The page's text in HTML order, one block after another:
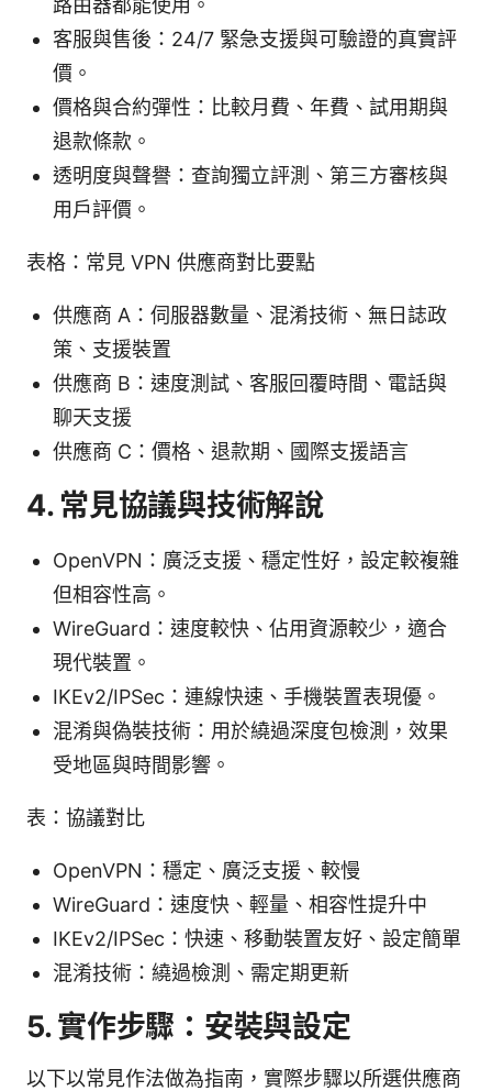
客服與售後：24/7 緊急支援與可驗證的真實評
價。
價格與合約彈性：比較月費、年費、試用期與
退款條款。
透明度與聲譽：查詢獨立評測、第三方審核與
用戶評價。
表格：常見 VPN 供應商對比要點
供應商 A：伺服器數量、混淆技術、無日誌政
策、支援裝置
供應商 B：速度測試、客服回覆時間、電話與
聊天支援
供應商 C：價格、退款期、國際支援語言
4. 常見協議與技術解說
OpenVPN：廣泛支援、穩定性好，設定較複雜
但相容性高。
WireGuard：速度較快、佔用資源較少，適合
現代裝置。
IKEv2/IPSec：連線快速、手機裝置表現優。
混淆與偽裝技術：用於繞過深度包檢測，效果
受地區與時間影響。
表：協議對比
OpenVPN：穩定、廣泛支援、較慢
WireGuard：速度快、輕量、相容性提升中
IKEv2/IPSec：快速、移動裝置友好、設定簡單
混淆技術：繞過檢測、需定期更新
5. 實作步驟：安裝與設定
以下以常見作法做為指南，實際步驟以所選供應商